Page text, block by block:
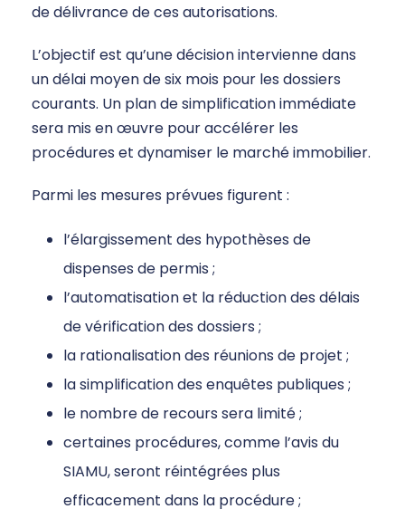
de délivrance de ces autorisations.
L’objectif est qu’une décision intervienne dans
un délai moyen de six mois pour les dossiers
courants. Un plan de simplification immédiate
sera mis en œuvre pour accélérer les
procédures et dynamiser le marché immobilier.
Parmi les mesures prévues figurent :
l’élargissement des hypothèses de
dispenses de permis ;
l’automatisation et la réduction des délais
de vérification des dossiers ;
la rationalisation des réunions de projet ;
la simplification des enquêtes publiques ;
le nombre de recours sera limité ;
certaines procédures, comme l’avis du
SIAMU, seront réintégrées plus
efficacement dans la procédure ;